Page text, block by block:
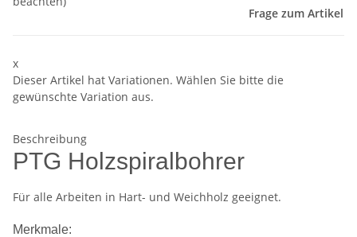
Frage zum Artikel
x
Dieser Artikel hat Variationen. Wählen Sie bitte die
gewünschte Variation aus.
Beschreibung
PTG Holzspiralbohrer
Für alle Arbeiten in Hart- und Weichholz geeignet.
Merkmale: